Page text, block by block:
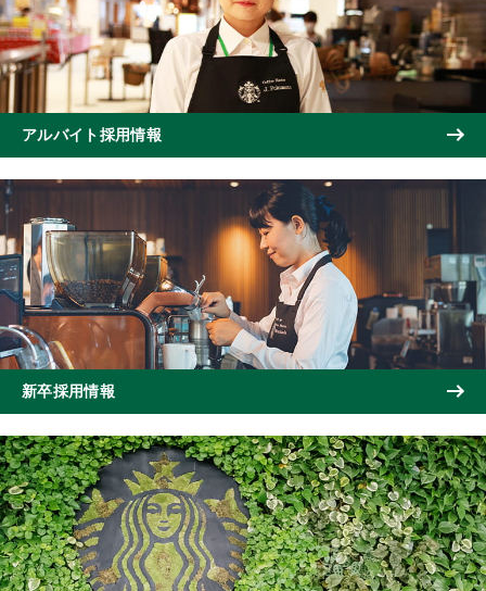
アルバイト採用情報
新卒採用情報